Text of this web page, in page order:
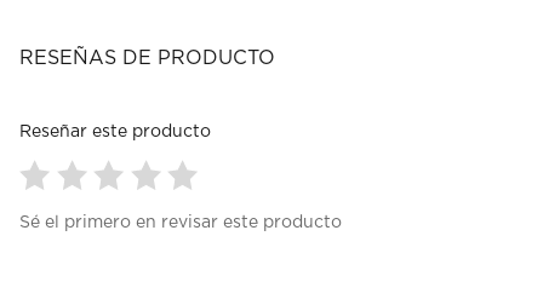
RESEÑAS DE PRODUCTO
Reseñar este producto
paraparaparaparapara
Sé el primero en revisar este producto